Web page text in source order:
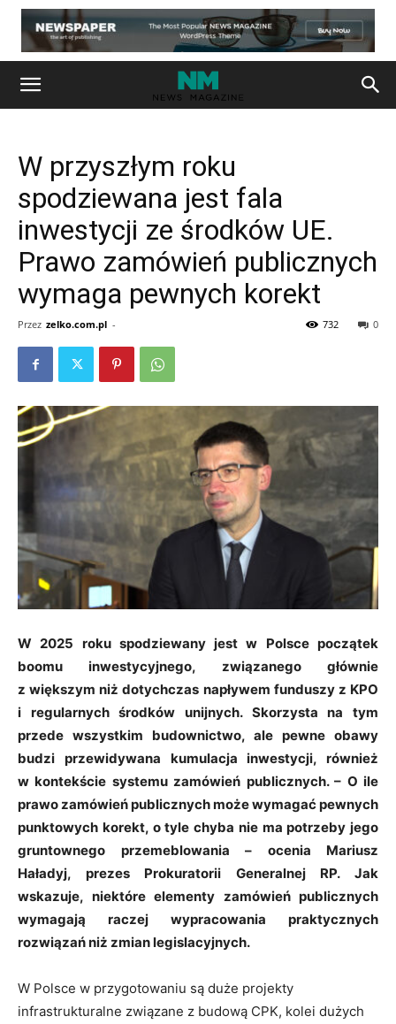
W przyszłym roku
spodziewana jest fala
inwestycji ze środków UE.
Prawo zamówień publicznych
wymaga pewnych korekt
Przez zelko.com.pl - 0
732
W 2025 roku spodziewany jest w Polsce początek
boomu inwestycyjnego, związanego głównie
z większym niż dotychczas napływem funduszy z KPO
i regularnych środków unijnych. Skorzysta na tym
przede wszystkim budownictwo, ale pewne obawy
budzi przewidywana kumulacja inwestycji, również
w kontekście systemu zamówień publicznych. – O ile
prawo zamówień publicznych może wymagać pewnych
punktowych korekt, o tyle chyba nie ma potrzeby jego
gruntownego przemeblowania – ocenia Mariusz
Haładyj, prezes Prokuratorii Generalnej RP. Jak
wskazuje, niektóre elementy zamówień publicznych
wymagają raczej wypracowania praktycznych
rozwiązań niż zmian legislacyjnych.
W Polsce w przygotowaniu są duże projekty
infrastrukturalne związane z budową CPK, kolei dużych